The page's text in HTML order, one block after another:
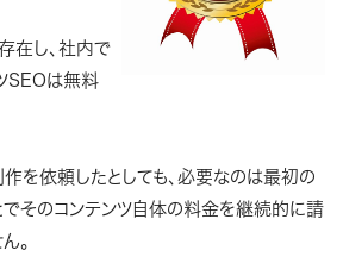
在し、社内で
SEOは無料
を依頼したとしても、必要なのは最初の
でそのコンテンツ自体の料金を継続的に請
。